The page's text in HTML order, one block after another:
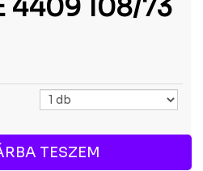
4409 108/73
TESZEM